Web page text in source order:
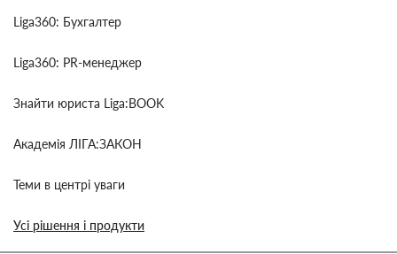
Liga360: Бухгалтер
Liga360: PR-менеджер
Знайти юриста Liga:BOOK
Академія ЛІГА:ЗАКОН
Теми в центрі уваги
Усі рішення і продукти